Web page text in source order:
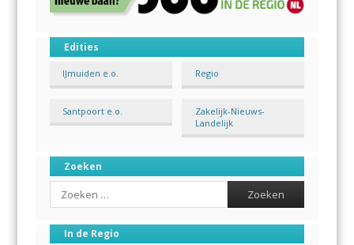
Edities
IJmuiden e.o. Regio
Santpoort e.o.
Zakelijk-Nieuws-
Landelijk
Zoeken
Search
In de Regio